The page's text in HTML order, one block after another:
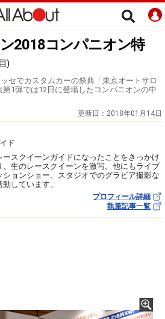
2018コンパニオン特
)
セでカスタムカーの祭典「東京オートサロ
1弾では12日に登場したコンパニオンの中
更新日： 2018年01月14日
ド
ースクイーンガイドになったことをきっかけ
、生のレースクイーンを激写。他にもライブ
ションショー、スタジオでのグラビア撮影な
しています。
プロフィール詳細
執筆記事一覧